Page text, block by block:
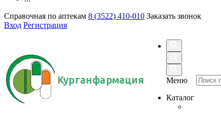
Справочная по аптекам 8 (3522) 410-010 Заказать звонок
Вход Регистрация
Курганфармация
Меню
Каталог